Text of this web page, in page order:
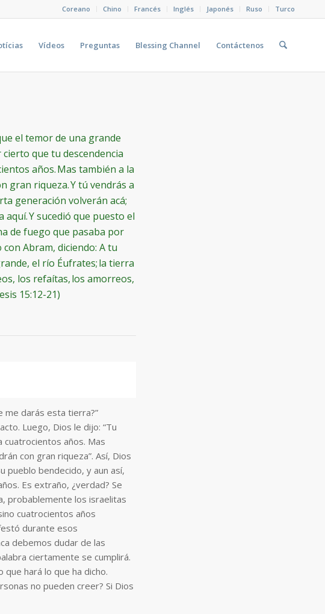
Coreano Chino Francés Inglés Japonés Ruso Turco
Vídeos Preguntas Blessing Channel Contáctenos
el temor de una grande
que tu descendencia
años. Mas también a la
gran riqueza. Y tú vendrás a
generación volverán acá;
Y sucedió que puesto el
de fuego que pasaba por
Abram, diciendo: A tu
el río Éufrates; la tierra
los refaítas, los amorreos,
15:12-21)
me darás esta tierra?”
Luego, Dios le dijo: “Tu
cuatrocientos años. Mas
con gran riqueza”. Así, Dios
pueblo bendecido, y aun así,
Es extraño, ¿verdad? Se
probablemente los israelitas
cuatrocientos años
durante esos
debemos dudar de las
ciertamente se cumplirá.
hará lo que ha dicho.
no pueden creer? Si Dios